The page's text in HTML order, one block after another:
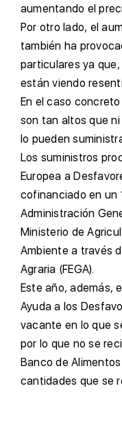
aumentando el
Por otro lado, el
también ha
particulares ya
están viendo
En el caso
son tan altos que
lo pueden
Los suministros
Europea a
cofinanciado en un
Administración
Ministerio de
Ambiente a través
Agraria (FEGA).
Este año, además,
Ayuda a los
vacante en lo que
por lo que no se
Banco de
cantidades que se